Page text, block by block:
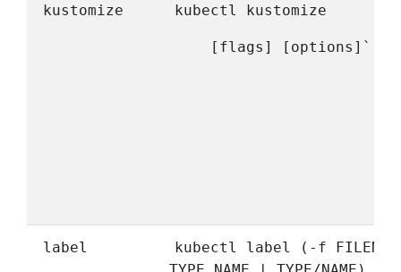
kustomize kubectl kustomize
[flags] [options]`
label
kubectl label (-f